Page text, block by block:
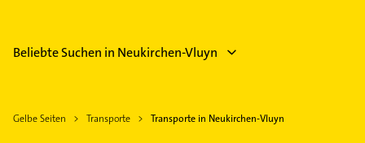
Beliebte Suchen in Neukirchen-Vluyn
Gelbe Seiten Transporte Transporte in Neukirchen-Vluyn